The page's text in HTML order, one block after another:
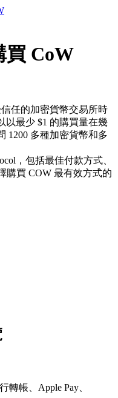
買 CoW
任的加密貨幣交易所時
以最少 $1 的購買量在幾
1200 多種加密貨幣和多
，包括最佳付款方式、
購買 COW 最有效方式的
轉帳、Apple Pay、